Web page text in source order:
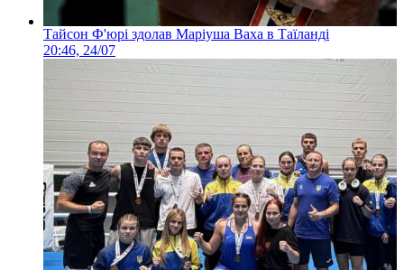
Тайсон Ф'юрі здолав Маріуша Ваха в Таїланді
20:46, 24/07